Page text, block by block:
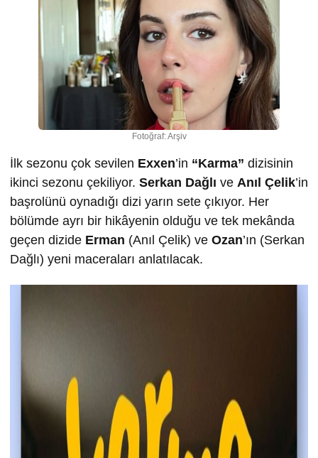
Fotoğraf: Arşiv
İlk sezonu çok sevilen Exxen’in “Karma” dizisinin
ikinci sezonu çekiliyor. Serkan Dağlı ve Anıl Çelik’in
başrolünü oynadığı dizi yarın sete çıkıyor. Her
bölümde ayrı bir hikâyenin olduğu ve tek mekânda
geçen dizide Erman (Anıl Çelik) ve Ozan’ın (Serkan
Dağlı) yeni maceraları anlatılacak.